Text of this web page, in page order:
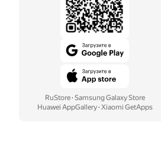
RuStore· Samsung Galaxy Store
Huawei AppGallery· Xiaomi GetApps